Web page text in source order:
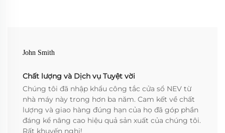
John Smith
Chất lượng và Dịch vụ Tuyệt vời
Chúng tôi đã nhập khẩu công tắc cửa sổ NEV từ
nhà máy này trong hơn ba năm. Cam kết về chất
lượng và giao hàng đúng hạn của họ đã góp phần
đáng kể nâng cao hiệu quả sản xuất của chúng tôi.
Rất khuyến nghị!